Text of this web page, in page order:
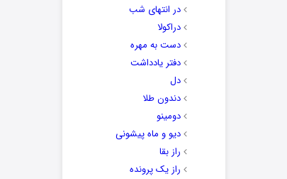
در انتهای شب
دراکولا
دست به مهره
دفتر یادداشت
دل
دندون طلا
دومینو
دیو و ماه پیشونی
راز بقا
راز یک پرونده